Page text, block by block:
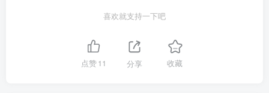
喜欢就支持一下吧
点赞11 分享 收藏